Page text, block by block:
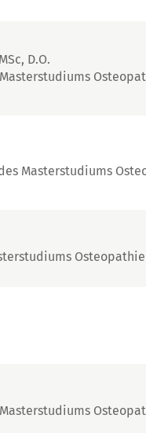
D.O.
Masterstudiums
Osteopathie